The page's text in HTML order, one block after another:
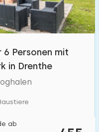
6 Personen mit
in Drenthe
ab